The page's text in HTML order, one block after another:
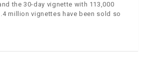
the 30-day vignette with 113,000
million vignettes have been sold so